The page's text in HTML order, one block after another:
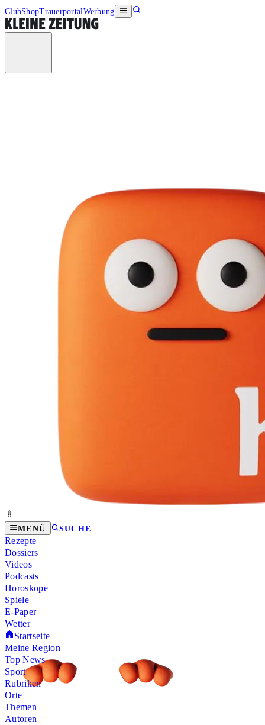
ClubShopTrauerportalWerbung
MENÜ SUCHE
Rezepte
Dossiers
Videos
Podcasts
Horoskope
Spiele
E-Paper
Wetter
Startseite
Meine Region
Top News
Sport
Rubriken
Orte
Themen
Autoren